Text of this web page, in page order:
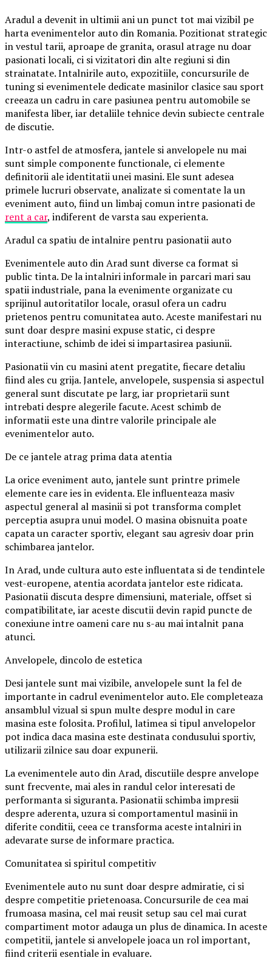
Aradul a devenit in ultimii ani un punct tot mai vizibil pe
harta evenimentelor auto din Romania. Pozitionat strategic
in vestul tarii, aproape de granita, orasul atrage nu doar
pasionati locali, ci si vizitatori din alte regiuni si din
strainatate. Intalnirile auto, expozitiile, concursurile de
tuning si evenimentele dedicate masinilor clasice sau sport
creeaza un cadru in care pasiunea pentru automobile se
manifesta liber, iar detaliile tehnice devin subiecte centrale
de discutie.
Intr-o astfel de atmosfera, jantele si anvelopele nu mai
sunt simple componente functionale, ci elemente
definitorii ale identitatii unei masini. Ele sunt adesea
primele lucruri observate, analizate si comentate la un
eveniment auto, fiind un limbaj comun intre pasionati de
rent a car, indiferent de varsta sau experienta.
Aradul ca spatiu de intalnire pentru pasionatii auto
Evenimentele auto din Arad sunt diverse ca format si
public tinta. De la intalniri informale in parcari mari sau
spatii industriale, pana la evenimente organizate cu
sprijinul autoritatilor locale, orasul ofera un cadru
prietenos pentru comunitatea auto. Aceste manifestari nu
sunt doar despre masini expuse static, ci despre
interactiune, schimb de idei si impartasirea pasiunii.
Pasionatii vin cu masini atent pregatite, fiecare detaliu
fiind ales cu grija. Jantele, anvelopele, suspensia si aspectul
general sunt discutate pe larg, iar proprietarii sunt
intrebati despre alegerile facute. Acest schimb de
informatii este una dintre valorile principale ale
evenimentelor auto.
De ce jantele atrag prima data atentia
La orice eveniment auto, jantele sunt printre primele
elemente care ies in evidenta. Ele influenteaza masiv
aspectul general al masinii si pot transforma complet
perceptia asupra unui model. O masina obisnuita poate
capata un caracter sportiv, elegant sau agresiv doar prin
schimbarea jantelor.
In Arad, unde cultura auto este influentata si de tendintele
vest-europene, atentia acordata jantelor este ridicata.
Pasionatii discuta despre dimensiuni, materiale, offset si
compatibilitate, iar aceste discutii devin rapid puncte de
conexiune intre oameni care nu s-au mai intalnit pana
atunci.
Anvelopele, dincolo de estetica
Desi jantele sunt mai vizibile, anvelopele sunt la fel de
importante in cadrul evenimentelor auto. Ele completeaza
ansamblul vizual si spun multe despre modul in care
masina este folosita. Profilul, latimea si tipul anvelopelor
pot indica daca masina este destinata condusului sportiv,
utilizarii zilnice sau doar expunerii.
La evenimentele auto din Arad, discutiile despre anvelope
sunt frecvente, mai ales in randul celor interesati de
performanta si siguranta. Pasionatii schimba impresii
despre aderenta, uzura si comportamentul masinii in
diferite conditii, ceea ce transforma aceste intalniri in
adevarate surse de informare practica.
Comunitatea si spiritul competitiv
Evenimentele auto nu sunt doar despre admiratie, ci si
despre competitie prietenoasa. Concursurile de cea mai
frumoasa masina, cel mai reusit setup sau cel mai curat
compartiment motor adauga un plus de dinamica. In aceste
competitii, jantele si anvelopele joaca un rol important,
fiind criterii esentiale in evaluare.